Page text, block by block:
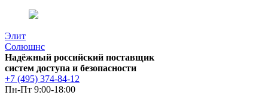
Элит
Солюшнс
Надёжный российский поставщик
систем доступа и безопасности
+7 (495) 374-84-12
Пн-Пт 9:00-18:00